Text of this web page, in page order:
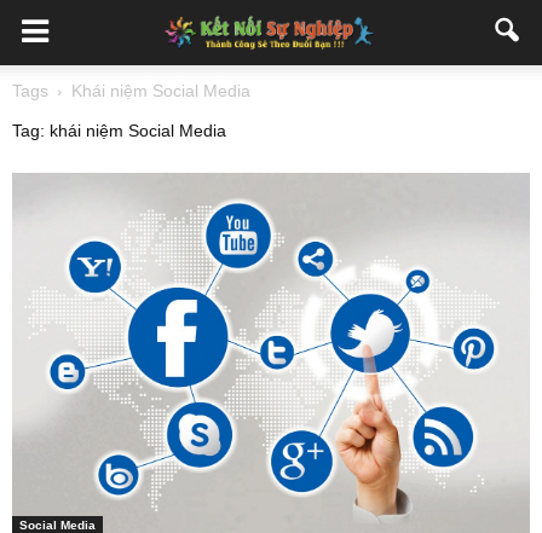
Tags Khái niệm Social Media
Tag: khái niệm Social Media
Social Media